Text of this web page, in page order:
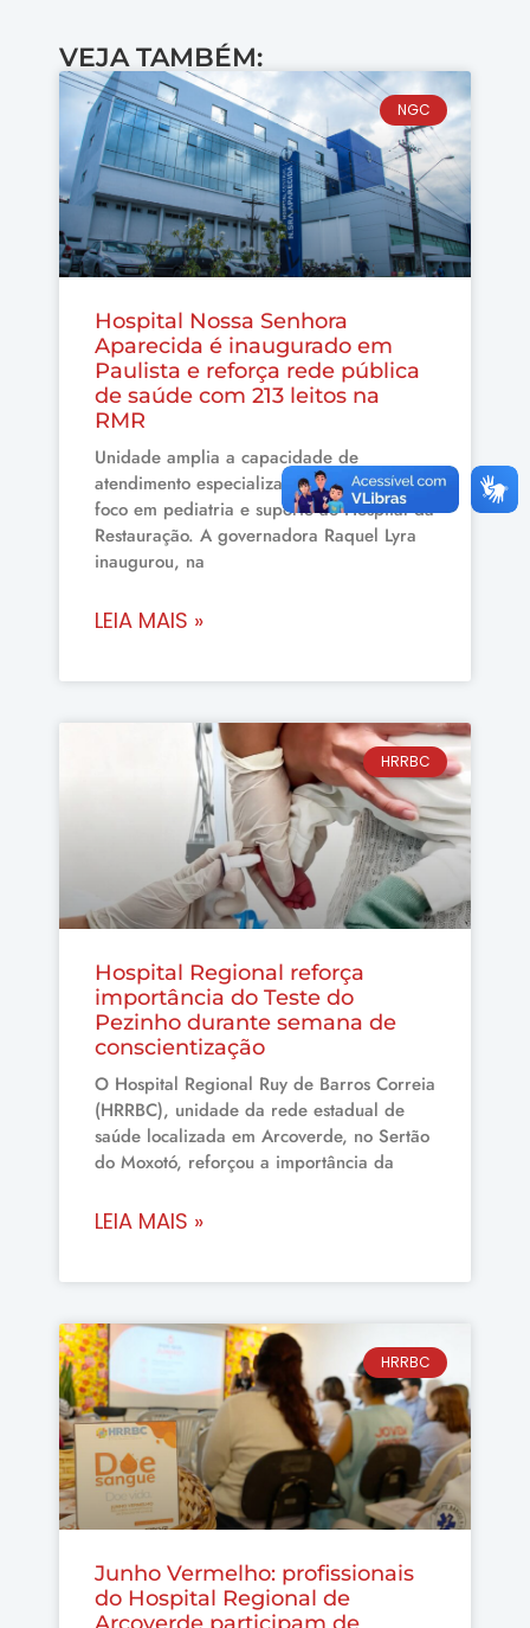
VEJA TAMBÉM:
NGC
Hospital Nossa Senhora
Aparecida é inaugurado em
Paulista e reforça rede pública
de saúde com 213 leitos na
RMR
Unidade amplia a capacidade de
atendimento especializado no Estado, com
foco em pediatria e suporte ao Hospital da
Restauração. A governadora Raquel Lyra
inaugurou, na
LEIA MAIS »
HRRBC
Hospital Regional reforça
importância do Teste do
Pezinho durante semana de
conscientização
O Hospital Regional Ruy de Barros Correia
(HRRBC), unidade da rede estadual de
saúde localizada em Arcoverde, no Sertão
do Moxotó, reforçou a importância da
LEIA MAIS »
HRRBC
Junho Vermelho: profissionais
do Hospital Regional de